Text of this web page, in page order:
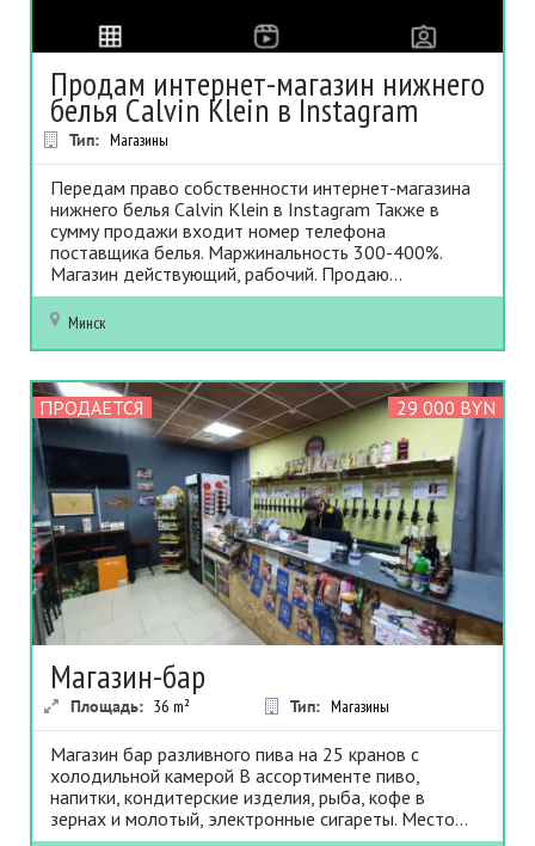
Продам интернет-магазин нижнего
белья Calvin Klein в Instagram
Тип: Магазины
Передам право собственности интернет-магазина
нижнего белья Calvin Klein в Instagram Также в
сумму продажи входит номер телефона
поставщика белья. Маржинальность 300-400%.
Магазин действующий, рабочий. Продаю...
Минск
ПРОДАЕТСЯ 29 000 BYN
Магазин-бар
Площадь: 36 m² Тип: Магазины
Магазин бар разливного пива на 25 кранов с
холодильной камерой В ассортименте пиво,
напитки, кондитерские изделия, рыба, кофе в
зернах и молотый, электронные сигареты. Место...